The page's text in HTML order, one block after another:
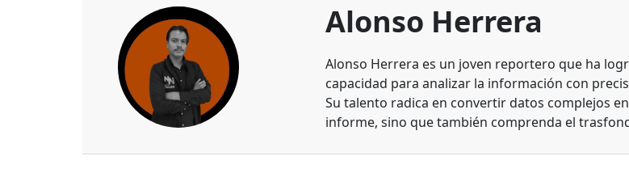
Alonso Herrera
Alonso Herrera es un joven reportero que ha
capacidad para analizar la información con
Su talento radica en convertir datos complejos
informe, sino que también comprenda el